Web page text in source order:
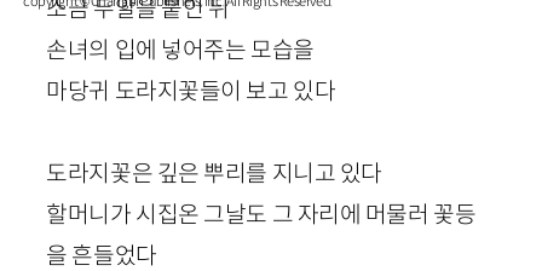
소금 두알을 붙인 뒤
손녀의 입에 넣어주는 모습을
마당귀 도라지꽃들이 보고 있다
도라지꽃은 깊은 뿌리를 지니고 있다
할머니가 시집온 그날도 그 자리에 머물러 꽃등
을 흔들었다